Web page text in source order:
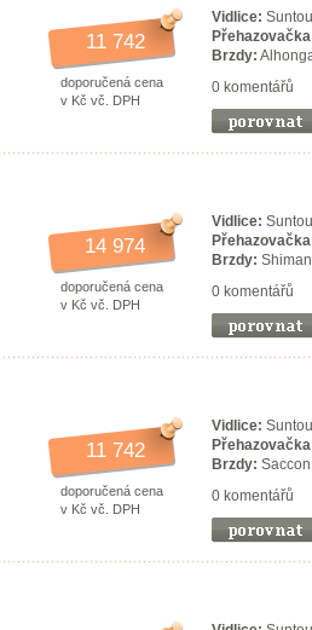
11 742
doporučená cena
v Kč vč. DPH
Vidlice:
Brzdy:
0 komentářů
14 974
doporučená cena
v Kč vč. DPH
Vidlice:
Brzdy:
0 komentářů
11 742
doporučená cena
v Kč vč. DPH
Vidlice:
Brzdy:
0 komentářů